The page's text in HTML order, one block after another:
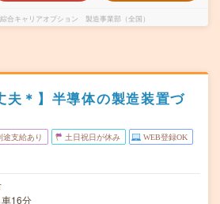
合キャリアオプション 製造事業部（全国）
夫＊】半導体の製造装置づ
途支給あり 土日祝日が休み WEB登録OK
16分